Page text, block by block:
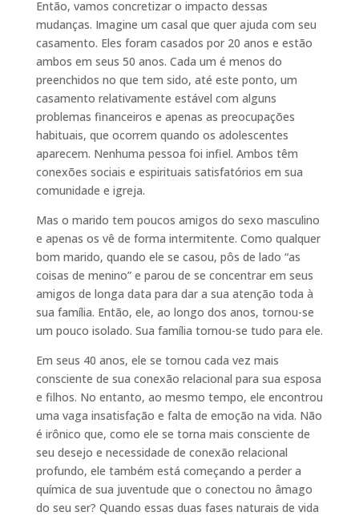
Então, vamos concretizar o impacto dessas
mudanças. Imagine um casal que quer ajuda com seu
casamento. Eles foram casados por 20 anos e estão
ambos em seus 50 anos. Cada um é menos do
preenchidos no que tem sido, até este ponto, um
casamento relativamente estável com alguns
problemas financeiros e apenas as preocupações
habituais, que ocorrem quando os adolescentes
aparecem. Nenhuma pessoa foi infiel. Ambos têm
conexões sociais e espirituais satisfatórios em sua
comunidade e igreja.
Mas o marido tem poucos amigos do sexo masculino
e apenas os vê de forma intermitente. Como qualquer
bom marido, quando ele se casou, pôs de lado “as
coisas de menino” e parou de se concentrar em seus
amigos de longa data para dar a sua atenção toda à
sua família. Então, ele, ao longo dos anos, tornou-se
um pouco isolado. Sua família tornou-se tudo para ele.
Em seus 40 anos, ele se tornou cada vez mais
consciente de sua conexão relacional para sua esposa
e filhos. No entanto, ao mesmo tempo, ele encontrou
uma vaga insatisfação e falta de emoção na vida. Não
é irônico que, como ele se torna mais consciente de
seu desejo e necessidade de conexão relacional
profundo, ele também está começando a perder a
química de sua juventude que o conectou no âmago
do seu ser? Quando essas duas fases naturais de vida